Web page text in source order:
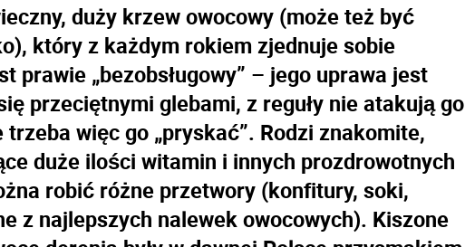
duży krzew owocowy (może też być
który z każdym rokiem zjednuje sobie
prawie „bezobsługowy” – jego uprawa jest
przeciętnymi glebami, z reguły nie atakują go
więc go „pryskać”. Rodzi znakomite,
duże ilości witamin i innych prozdrowotnych
robić różne przetwory (konfitury, soki,
z najlepszych nalewek owocowych). Kiszone